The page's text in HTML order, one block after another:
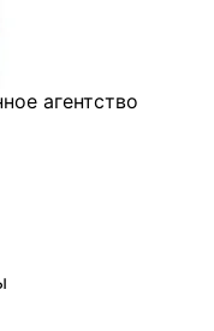
агентство